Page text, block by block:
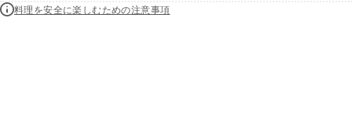
料理を安全に楽しむための注意事項